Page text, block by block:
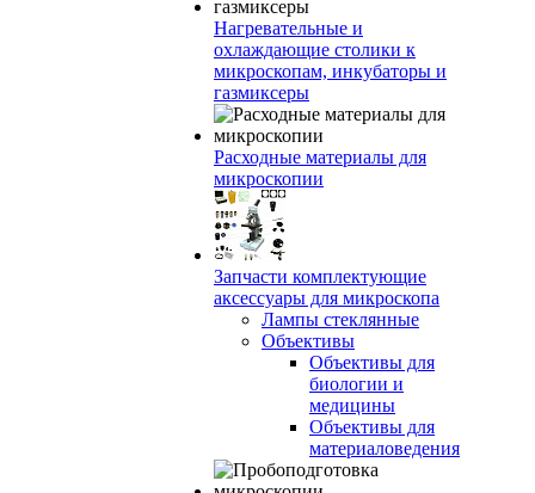
Нагревательные и
охлаждающие столики к
микроскопам, инкубаторы и
газмиксеры
Расходные материалы для
микроскопии
Запчасти комплектующие
аксессуары для микроскопа
Лампы стеклянные
Объективы
Объективы для
биологии и
медицины
Объективы для
материаловедения